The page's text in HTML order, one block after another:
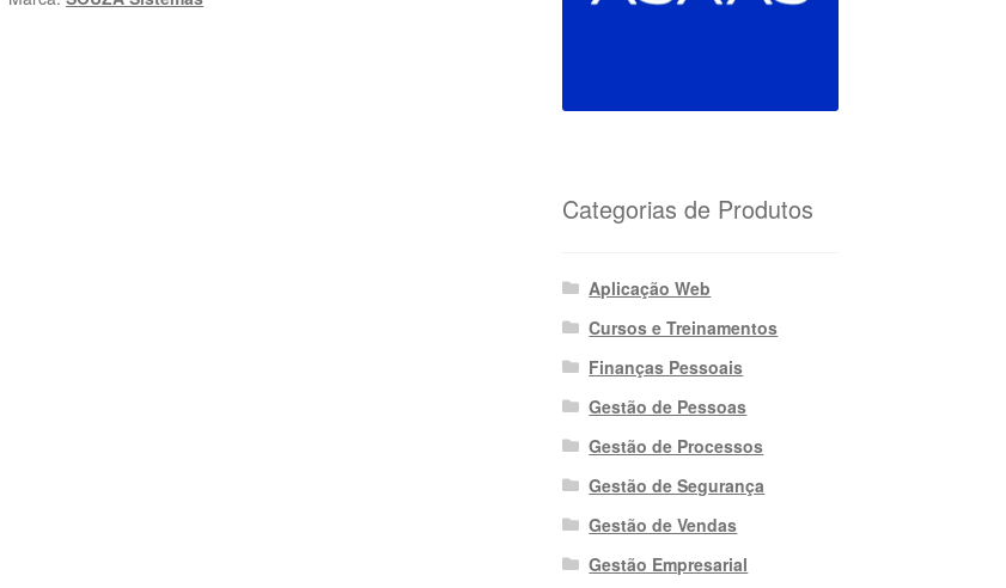
em
Categorias de Produtos
Aplicação Web
Cursos e Treinamentos
Finanças Pessoais
Gestão de Pessoas
Gestão de Processos
Gestão de Segurança
Gestão de Vendas
Gestão Empresarial